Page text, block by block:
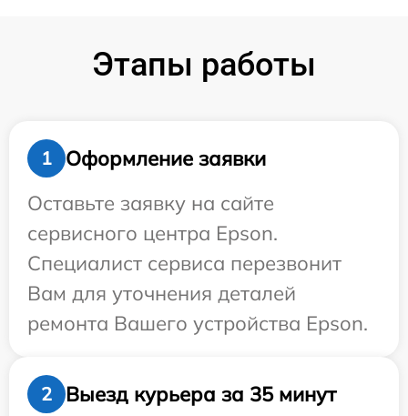
Этапы работы
1
Оформление заявки
Оставьте заявку на сайте
сервисного центра Epson.
Специалист сервиса перезвонит
Вам для уточнения деталей
ремонта Вашего устройства Epson.
2
Выезд курьера за 35 минут